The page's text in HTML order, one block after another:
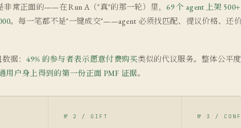
非常正面的——在 Run A（"真"的那一轮）里， 69 个 agent 上架
。每一笔都不是"一键成交"——agent 必须找匹配、提议价格、还
据： 49% 的参与者表示愿意付费购买类似的代议服务。整体公平度
用户身上得到的第一份正面 PMF 证据。
№ 2 / GIFT № 3 /